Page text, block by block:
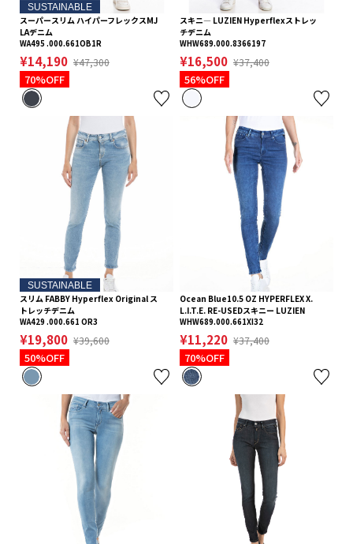
SUSTAINABLE
スーパースリム ハイパーフレックスMJ
LAデニム
WA495 .000.661OB1R
¥14,190 ¥47,300
70%OFF
スキニ― LUZIEN Hyperflexストレッ
チデニム
WHW689.000.8366197
¥16,500 ¥37,400
56%OFF
SUSTAINABLE
スリム FABBY Hyperflex Original ス
トレッチデニム
WA429 .000.661 OR3
¥19,800 ¥39,600
50%OFF
Ocean Blue10.5 OZ HYPERFLEX X.
L.I.T.E. RE-USEDスキニー LUZIEN
WHW689.000.661XI32
¥11,220 ¥37,400
70%OFF